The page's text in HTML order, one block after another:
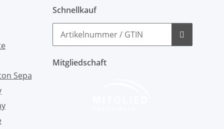
Schnellkauf
Mitgliedschaft